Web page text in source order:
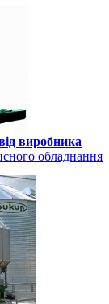
виробника
обладнання